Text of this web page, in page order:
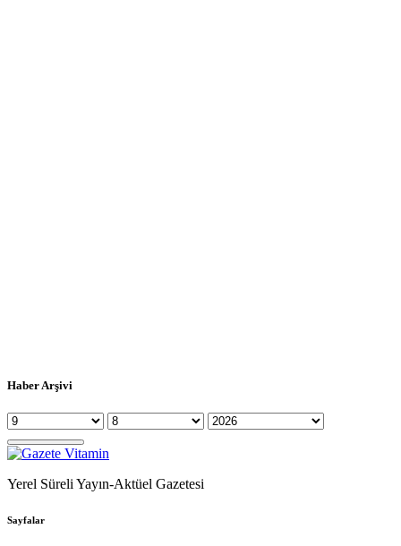
Haber Arşivi
Yerel Süreli Yayın-Aktüel Gazetesi
Sayfalar